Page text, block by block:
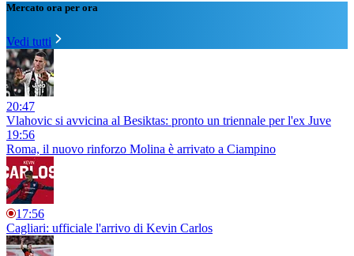
Mercato ora per ora
Vedi tutti
20:47
Vlahovic si avvicina al Besiktas: pronto un triennale per l'ex Juve
19:56
Roma, il nuovo rinforzo Molina è arrivato a Ciampino
17:56
Cagliari: ufficiale l'arrivo di Kevin Carlos